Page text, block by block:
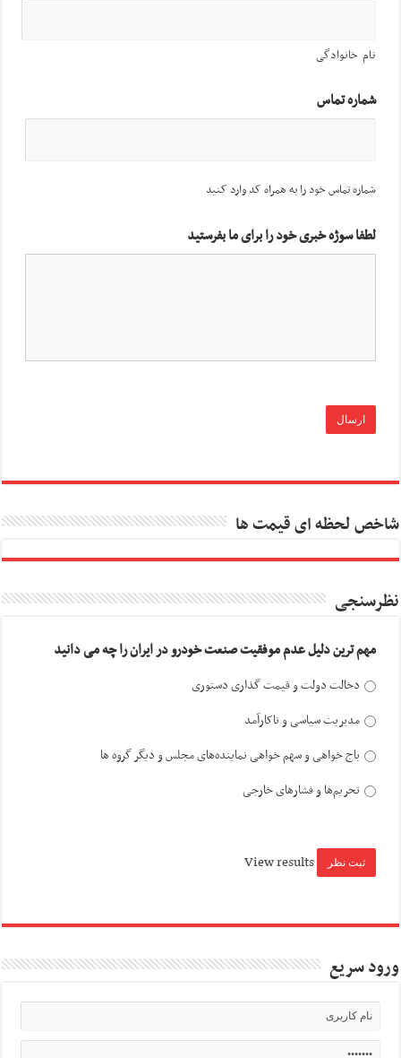
نام خانوادگی
شماره تماس
شماره تماس خود را به همراه کد وارد کنید
لطفا سوژه خبری خود را برای ما بفرستید
شاخص لحظه ای قیمت ها
نظرسنجی
مهم ترین دلیل عدم موفقیت صنعت خودرو در ایران را چه می دانید
دخالت دولت و قیمت گذاری دستوری
مدیریت سیاسی و ناکارآمد
باج خواهی و سهم خواهی نماینده‌های مجلس و دیگر گروه ها
تحریم‌ها و فشارهای خارجی
View results
ورود سریع